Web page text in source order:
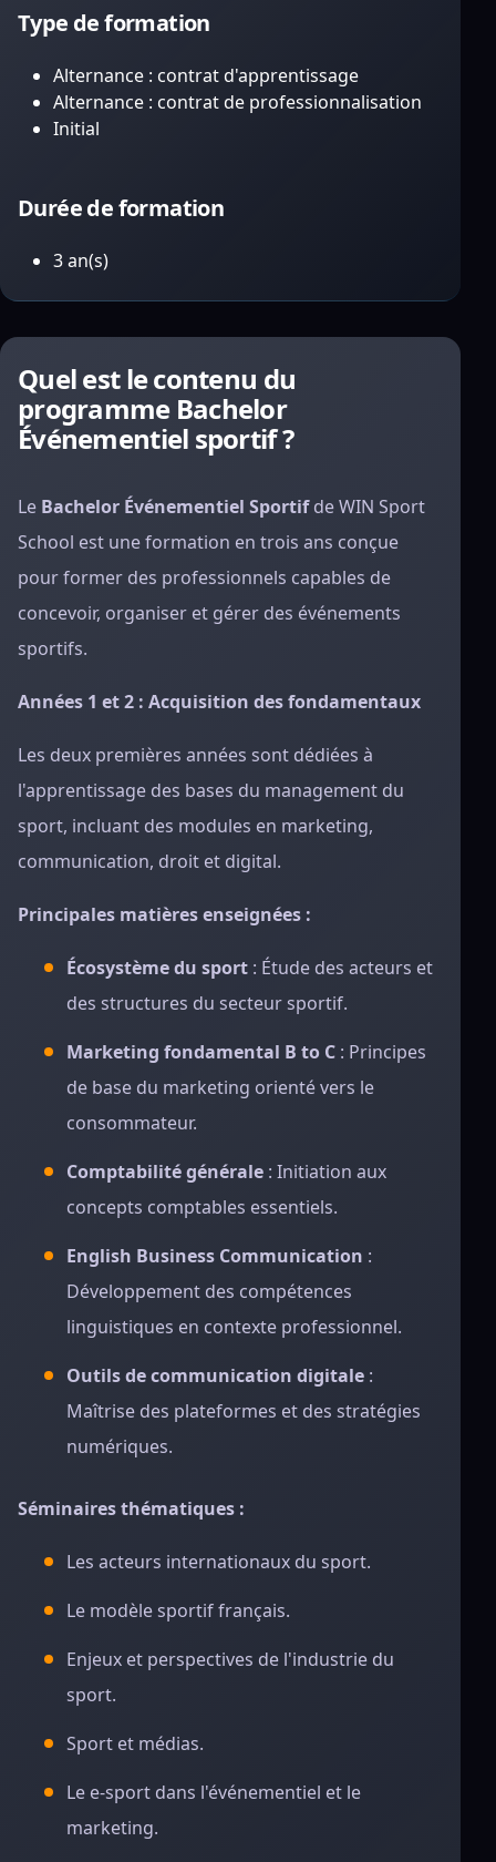
Type de formation
Alternance : contrat d'apprentissage
Alternance : contrat de professionnalisation
Initial
Durée de formation
3 an(s)
Quel est le contenu du
programme Bachelor
Événementiel sportif ?
Le Bachelor Événementiel Sportifde WIN Sport
School est une formation en trois ans conçue
pour former des professionnels capables de
concevoir, organiser et gérer des événements
sportifs.
Années 1 et 2 : Acquisition des fondamentaux
Les deux premières années sont dédiées à
l'apprentissage des bases du management du
sport, incluant des modules en marketing,
communication, droit et digital.
Principales matières enseignées :
Écosystème du sport : Étude des acteurs et
des structures du secteur sportif.
Marketing fondamental B to C : Principes
de base du marketing orienté vers le
consommateur.
Comptabilité générale : Initiation aux
concepts comptables essentiels.
English Business Communication :
Développement des compétences
linguistiques en contexte professionnel.
Outils de communication digitale :
Maîtrise des plateformes et des stratégies
numériques.
Séminaires thématiques :
Les acteurs internationaux du sport.
Le modèle sportif français.
Enjeux et perspectives de l'industrie du
sport.
Sport et médias.
Le e-sport dans l'événementiel et le
marketing.